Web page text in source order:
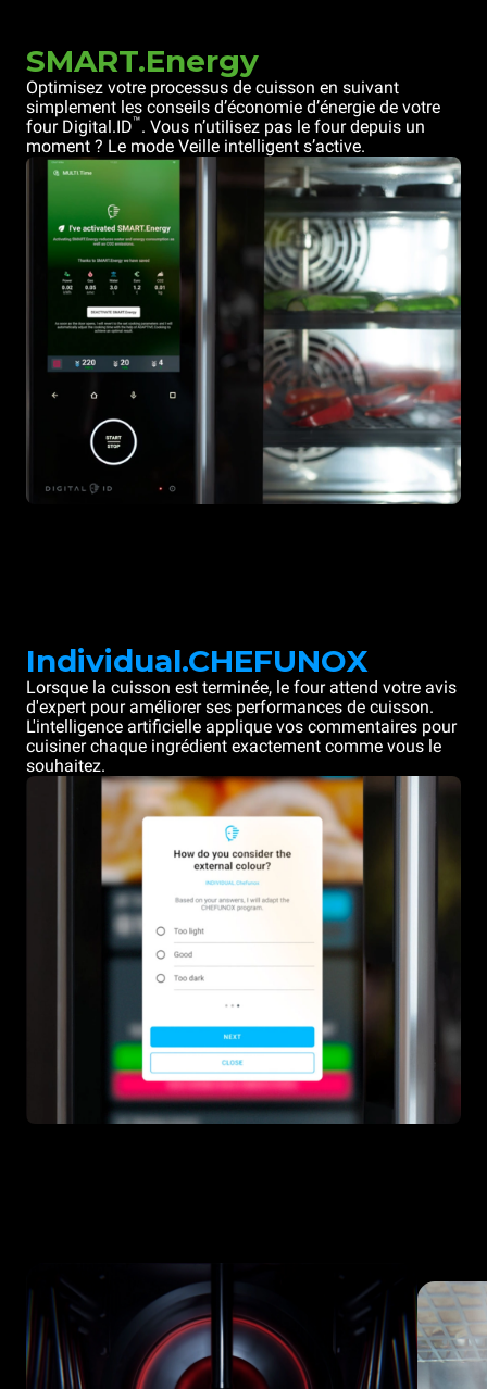
SMART.Energy
Optimisez votre processus de cuisson en suivant
simplement les conseils d’économie d’énergie de votre
four Digital.ID™. Vous n’utilisez pas le four depuis un
moment ? Le mode Veille intelligent s’active.
Individual.CHEFUNOX
Lorsque la cuisson est terminée, le four attend votre avis
d'expert pour améliorer ses performances de cuisson.
L'intelligence artificielle applique vos commentaires pour
cuisiner chaque ingrédient exactement comme vous le
souhaitez.